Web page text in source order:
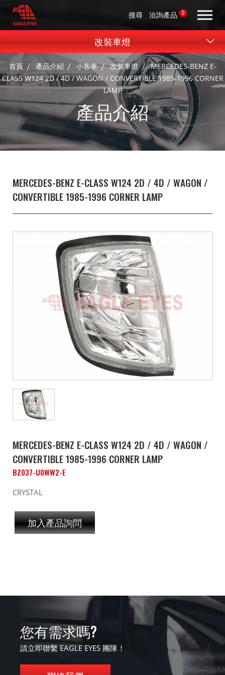
搜尋 洽詢產品 0
首頁 產品介紹 小客車 改裝車燈
MERCEDES-BENZ E-
CLASS W124 2D / 4D / WAGON / CONVERTIBLE 1985-1996 CORNER
LAMP
產品介紹
改裝車燈
MERCEDES-BENZ E-CLASS W124 2D / 4D / WAGON /
CONVERTIBLE 1985-1996 CORNER LAMP
MERCEDES-BENZ E-CLASS W124 2D / 4D / WAGON /
CONVERTIBLE 1985-1996 CORNER LAMP
BZ037-U0WW2-E
CRYSTAL
加入產品詢問
您有需求嗎?
請立即聯繫 EAGLE EYES 團隊！